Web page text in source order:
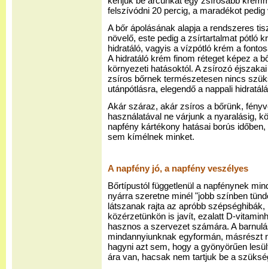
felszívódni 20 percig, a maradékot
A bőr ápolásának alapja a rendszeres
növelő, este pedig a zsírtartalmat pótló
hidratáló, vagyis a vízpótló krém a
A hidratáló krém finom réteget képez a
környezeti hatásoktól. A zsírozó
zsíros bőrnek természetesen nincs
utánpótlásra, elegendő a nappali
Akár száraz, akár zsíros a bőrünk,
használatával ne várjunk a nyaralásig,
napfény kártékony hatásai borús
sem kímélnek minket.
A napfény jó, a napfény veszélyes
Bőrtípustól függetlenül a napfénynek
nyárra szeretne minél "jobb színben
látszanak rajta az apróbb
közérzetünkön is javít, ezalatt D-
hasznos a szervezet számára. A
mindannyiunknak egyformán, másrészt
hagyni azt sem, hogy a gyönyörűen
ára van, hacsak nem tartjuk be a